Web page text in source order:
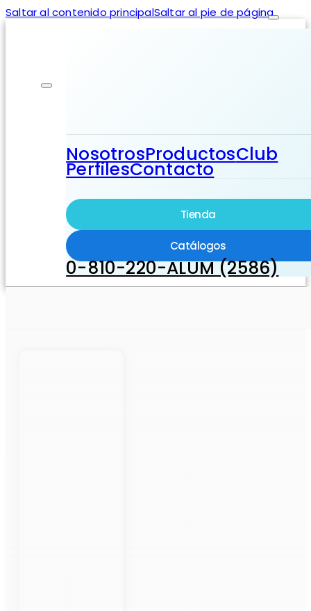
Saltar al contenido principalSaltar al pie de página
NosotrosProductosClub
PerfilesContacto
Tienda
Catálogos
0-810-220-ALUM (2586)